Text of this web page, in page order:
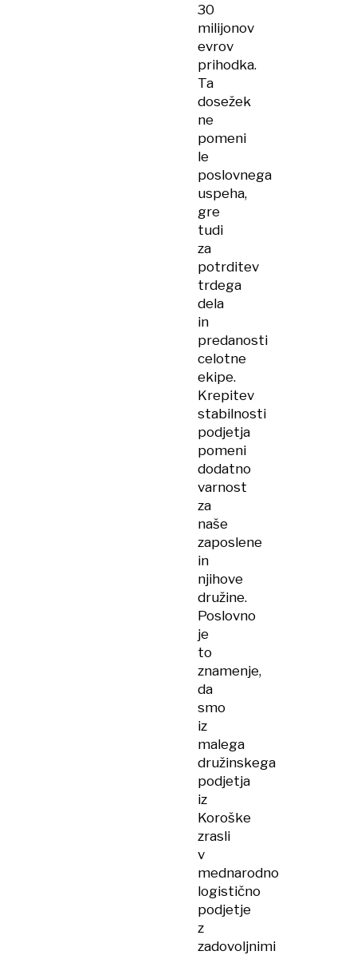
30
milijonov
evrov
prihodka.
Ta
dosežek
ne
pomeni
le
poslovnega
uspeha,
gre
tudi
za
potrditev
trdega
dela
in
predanosti
celotne
ekipe.
Krepitev
stabilnosti
podjetja
pomeni
dodatno
varnost
za
naše
zaposlene
in
njihove
družine.
Poslovno
je
to
znamenje,
da
smo
iz
malega
družinskega
podjetja
iz
Koroške
zrasli
v
mednarodno
logistično
podjetje
z
zadovoljnimi